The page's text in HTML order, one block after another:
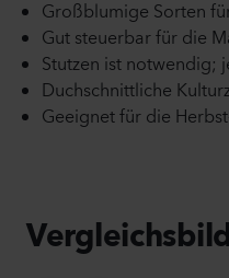
Großblumige Sorten
Gut steuerbar für die
Stutzen ist notwendig;
Duchschnittliche
Geeignet für die